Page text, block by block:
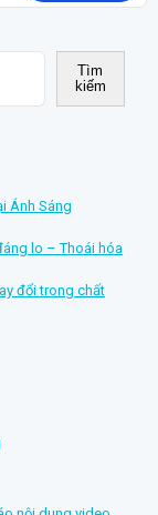
Tìm
kiếm
Ánh Sáng
lo – Thoái hóa
đổi trong chất